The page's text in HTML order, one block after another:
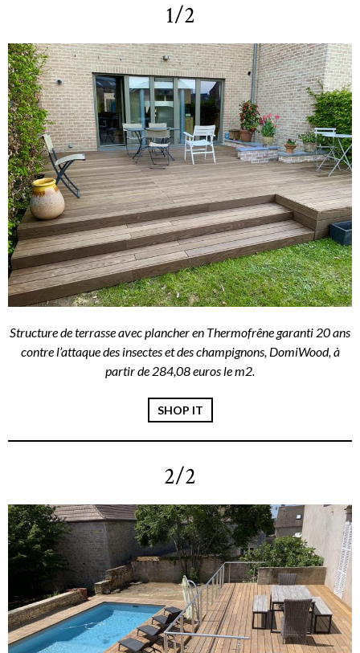
1/2
Structure de terrasse avec plancher en Thermofrêne garanti 20 ans
contre l’attaque des insectes et des champignons, DomiWood, à
partir de 284,08 euros le m2.
SHOP IT
2/2